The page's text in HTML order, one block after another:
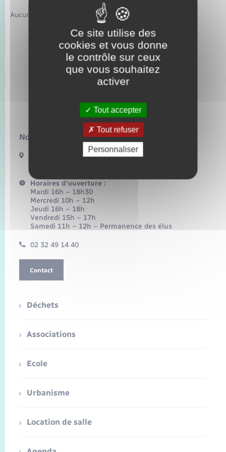
Seniors
Voirie et espace public
Aucun résultat trouvé pour votre recherche
Bacqueville
Nous contacter :
17 Bis Route de Bonnemare
Horaires d'ouverture :
Mardi 16h – 18h30
Mercredi 10h – 12h
Jeudi 16h – 18h
Vendredi 15h – 17h
Samedi 11h – 12h – Permanence des élus
02 32 49 14 40
Contact
Déchets
Associations
Ecole
Urbanisme
Location de salle
Ce site utilise des
cookies et vous donne
le contrôle sur ceux
que vous souhaitez
activer
Tout accepter
Tout refuser
Personnaliser